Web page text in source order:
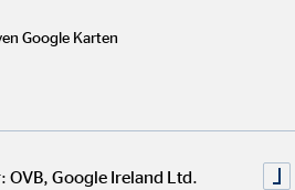
sicher und aufmerksam
Warndreieck und
im vollgepackten Auto stets
– in Corona-Zeiten
und Desinfektionsmittel in den
Google Karten
OVB, Google Ireland Ltd.